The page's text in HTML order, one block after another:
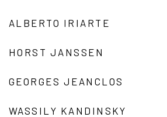
ALBERTO IRIARTE
HORST JANSSEN
GEORGES JEANCLOS
WASSILY KANDINSKY